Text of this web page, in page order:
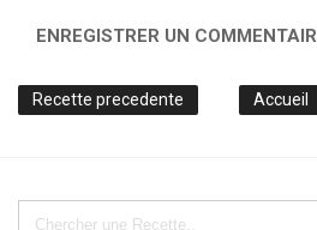
ENREGISTRER UN
Recette precedente Accueil